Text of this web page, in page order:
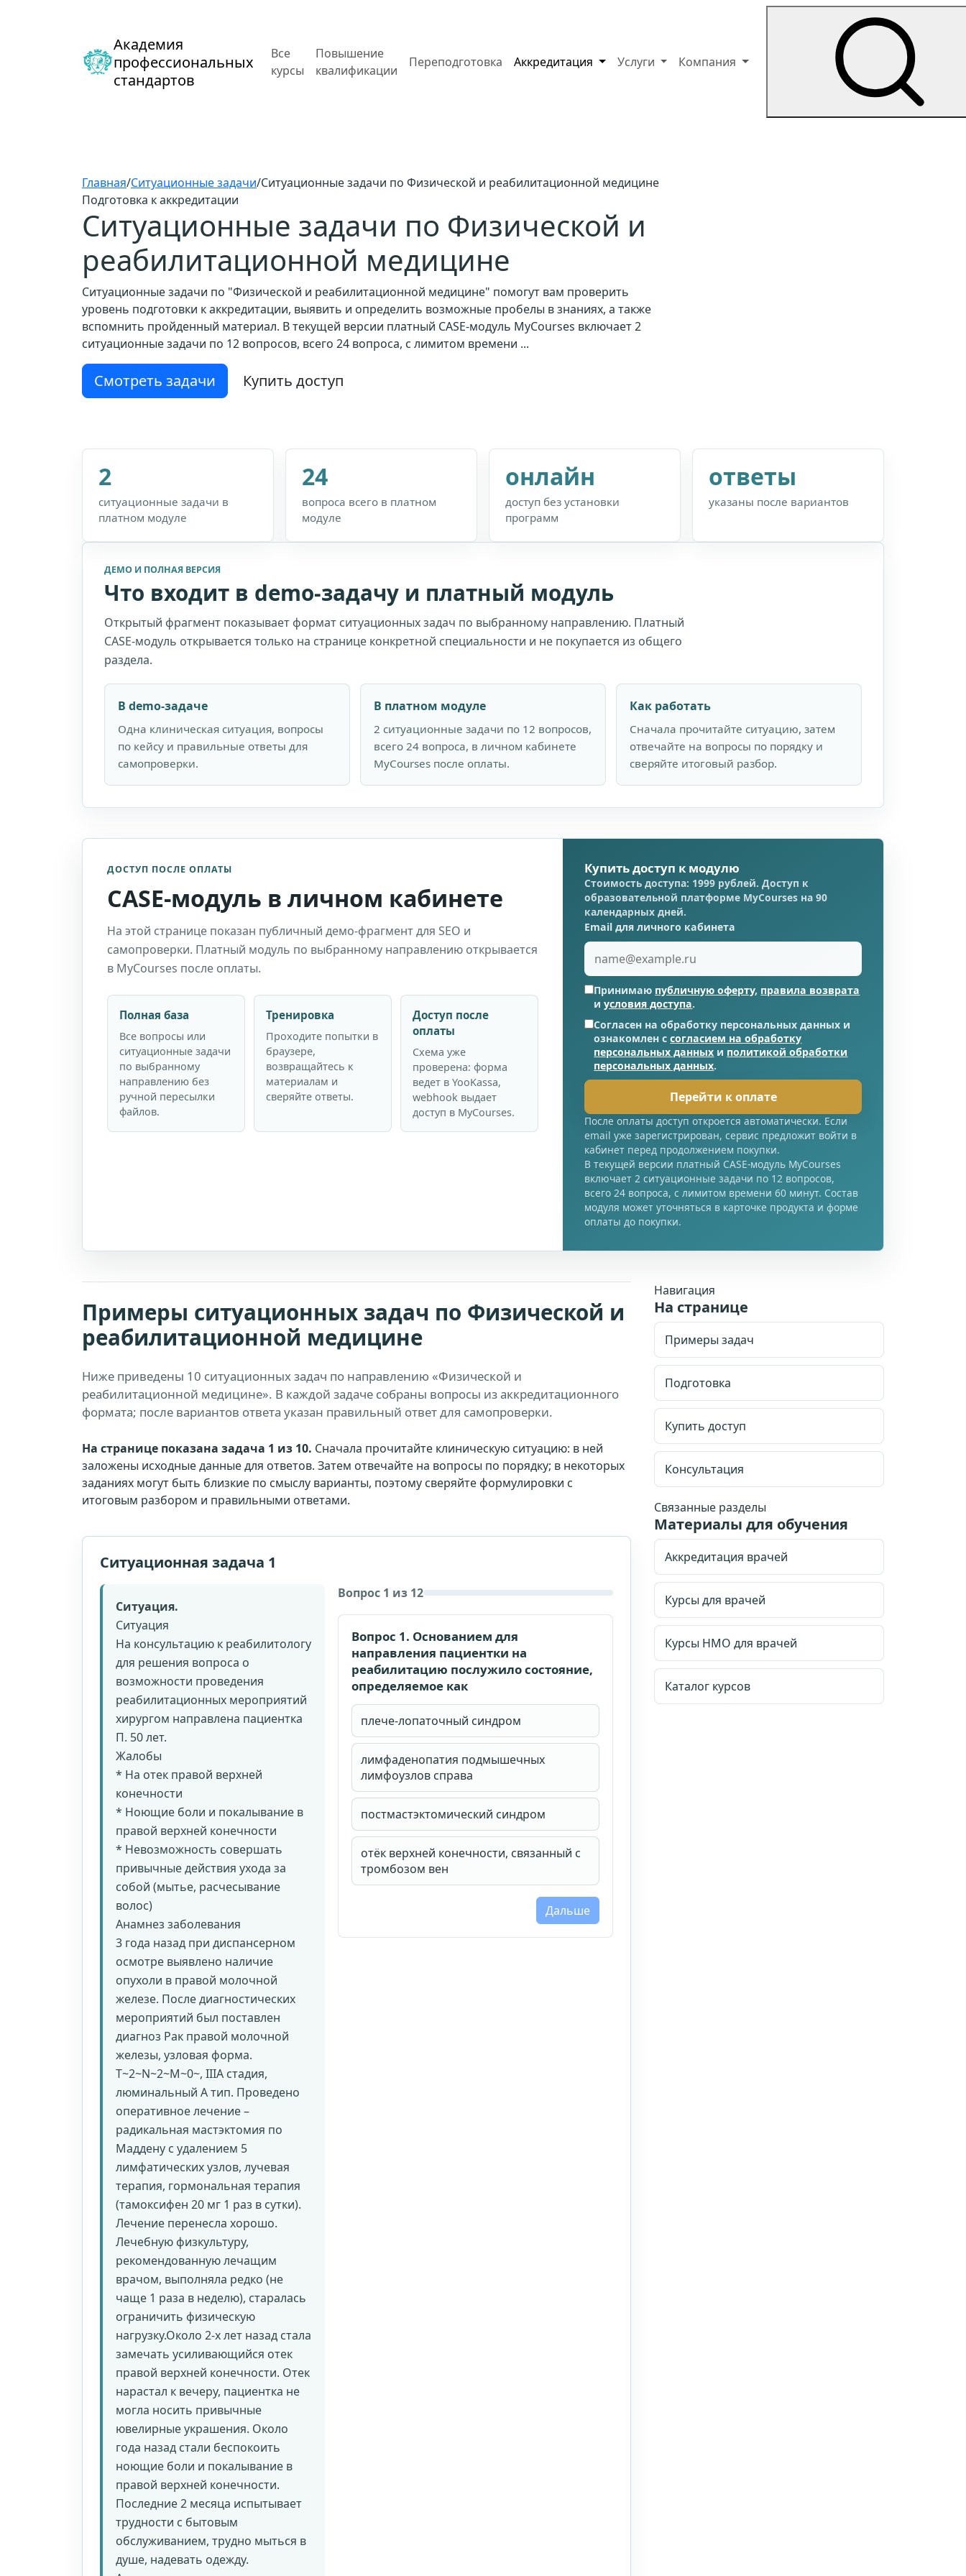
Академия
профессиональных
стандартов
Все
курсы
Повышение
квалификации
Переподготовка Аккредитация Услуги Компания
Главная/Ситуационные задачи/Ситуационные задачи по Физической и реабилитационной медицине
Подготовка к аккредитации
Ситуационные задачи по Физической и
реабилитационной медицине
Ситуационные задачи по "Физической и реабилитационной медицине" помогут вам проверить
уровень подготовки к аккредитации, выявить и определить возможные пробелы в знаниях, а также
вспомнить пройденный материал. В текущей версии платный CASE-модуль MyCourses включает 2
ситуационные задачи по 12 вопросов, всего 24 вопроса, с лимитом времени ...
Смотреть задачи Купить доступ
2
ситуационные задачи в
платном модуле
24
вопроса всего в платном
модуле
онлайн
доступ без установки
программ
ответы
указаны после вариантов
ДЕМО И ПОЛНАЯ ВЕРСИЯ
Что входит в demo-задачу и платный модуль
Открытый фрагмент показывает формат ситуационных задач по выбранному направлению. Платный
CASE-модуль открывается только на странице конкретной специальности и не покупается из общего
раздела.
В demo-задаче
Одна клиническая ситуация, вопросы
по кейсу и правильные ответы для
самопроверки.
В платном модуле
2 ситуационные задачи по 12 вопросов,
всего 24 вопроса, в личном кабинете
MyCourses после оплаты.
Как работать
Сначала прочитайте ситуацию, затем
отвечайте на вопросы по порядку и
сверяйте итоговый разбор.
ДОСТУП ПОСЛЕ ОПЛАТЫ
CASE-модуль в личном кабинете
На этой странице показан публичный демо-фрагмент для SEO и
самопроверки. Платный модуль по выбранному направлению открывается
в MyCourses после оплаты.
Полная база
Все вопросы или
ситуационные задачи
по выбранному
направлению без
ручной пересылки
файлов.
Тренировка
Проходите попытки в
браузере,
возвращайтесь к
материалам и
сверяйте ответы.
Доступ после
оплаты
Схема уже
проверена: форма
ведет в YooKassa,
webhook выдает
доступ в MyCourses.
Купить доступ к модулю
Стоимость доступа: 1999 рублей. Доступ к
образовательной платформе MyCourses на 90
календарных дней.
Email для личного кабинета
Принимаю публичную оферту, правила возврата
иусловия доступа.
Согласен на обработку персональных данных и
ознакомлен ссогласием на обработку
персональных данных и политикой обработки
персональных данных.
Перейти к оплате
После оплаты доступ откроется автоматически. Если
email уже зарегистрирован, сервис предложит войти в
кабинет перед продолжением покупки.
В текущей версии платный CASE-модуль MyCourses
включает 2 ситуационные задачи по 12 вопросов,
всего 24 вопроса, с лимитом времени 60 минут. Состав
модуля может уточняться в карточке продукта и форме
оплаты до покупки.
Стоимость доступа: 1999 рублей.Доступ на
90 календарных дней.
Email для личного кабинета
Принимаюпубличную оферту
условия доступа.
Согласен на обработку персональных данных и
персональных данных.
Купить доступ
Примеры ситуационных задач по Физической и
реабилитационной медицине
Ниже приведены 10 ситуационных задач по направлению «Физической и
реабилитационной медицине». В каждой задаче собраны вопросы из аккредитационного
формата; после вариантов ответа указан правильный ответ для самопроверки.
На странице показана задача 1 из 10. Сначала прочитайте клиническую ситуацию: в ней
заложены исходные данные для ответов. Затем отвечайте на вопросы по порядку; в некоторых
заданиях могут быть близкие по смыслу варианты, поэтому сверяйте формулировки с
итоговым разбором и правильными ответами.
Ситуационная задача 1
Ситуация.
Ситуация
На консультацию к реабилитологу
для решения вопроса о
возможности проведения
реабилитационных мероприятий
хирургом направлена пациентка
П. 50 лет.
Жалобы
* На отек правой верхней
конечности
* Ноющие боли и покалывание в
правой верхней конечности
* Невозможность совершать
привычные действия ухода за
собой (мытье, расчесывание
волос)
Анамнез заболевания
3 года назад при диспансерном
осмотре выявлено наличие
опухоли в правой молочной
железе. После диагностических
мероприятий был поставлен
диагноз Рак правой молочной
железы, узловая форма.
Т~2~N~2~M~0~, IIIА стадия,
люминальный А тип. Проведено
оперативное лечение –
радикальная мастэктомия по
Маддену с удалением 5
лимфатических узлов, лучевая
терапия, гормональная терапия
(тамоксифен 20 мг 1 раз в сутки).
Лечение перенесла хорошо.
Лечебную физкультуру,
рекомендованную лечащим
врачом, выполняла редко (не
чаще 1 раза в неделю), старалась
ограничить физическую
нагрузку.Около 2-х лет назад стала
замечать усиливающийся отек
правой верхней конечности. Отек
нарастал к вечеру, пациентка не
могла носить привычные
ювелирные украшения. Около
года назад стали беспокоить
ноющие боли и покалывание в
правой верхней конечности.
Последние 2 месяца испытывает
трудности с бытовым
обслуживанием, трудно мыться в
душе, надевать одежду.
Вопрос 1 из 12
Вопрос 1. Основанием для
направления пациентки на
реабилитацию послужило состояние,
определяемое как
плече-лопаточный синдром
лимфаденопатия подмышечных
лимфоузлов справа
постмастэктомический синдром
отёк верхней конечности, связанный с
тромбозом вен
Дальше
Навигация
На странице
Примеры задач
Подготовка
Купить доступ
Консультация
Связанные разделы
Материалы для обучения
Аккредитация врачей
Курсы для врачей
Курсы НМО для врачей
Каталог курсов